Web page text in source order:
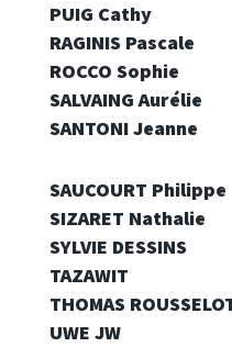
PUIG Cathy
RAGINIS Pascale
ROCCO Sophie
SALVAING Aurélie
SANTONI Jeanne
SAUCOURT Philippe
SIZARET Nathalie
SYLVIE DESSINS
TAZAWIT
THOMAS
UWE JW